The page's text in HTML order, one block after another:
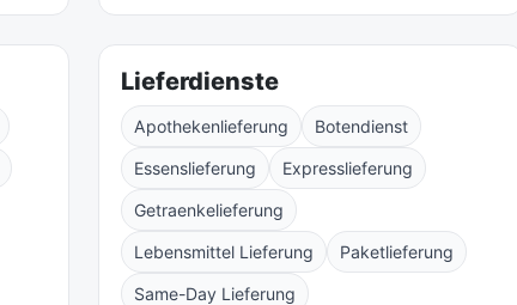
Lieferdienste
Apothekenlieferung Botendienst
Essenslieferung Expresslieferung
Getraenkelieferung
Lebensmittel Lieferung Paketlieferung
Same-Day Lieferung